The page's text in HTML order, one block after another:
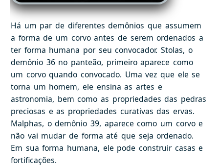
Há um par de diferentes demônios que assumem
a forma de um corvo antes de serem ordenados a
ter forma humana por seu convocador. Stolas, o
demônio 36 no panteão, primeiro aparece como
um corvo quando convocado. Uma vez que ele se
torna um homem, ele ensina as artes e
astronomia, bem como as propriedades das pedras
preciosas e as propriedades curativas das ervas.
Malphas, o demônio 39, aparece como um corvo e
não vai mudar de forma até que seja ordenado.
Em sua forma humana, ele pode construir casas e
fortificações.